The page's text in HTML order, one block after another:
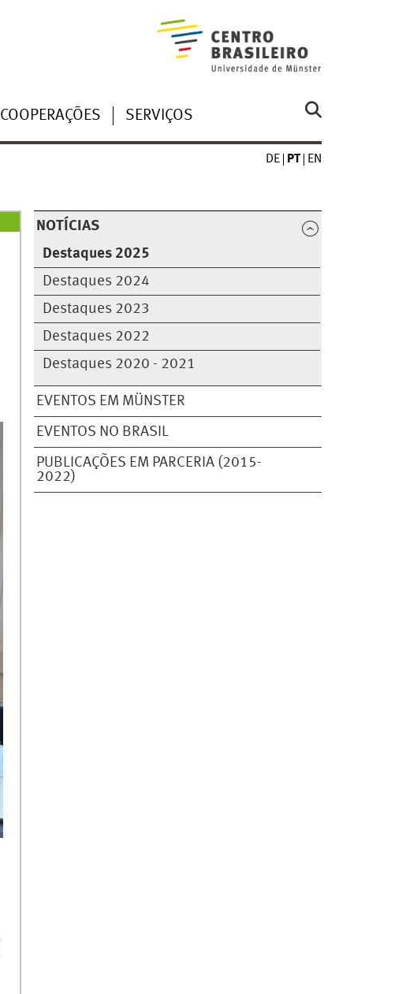
COOPERAÇÕES SERVIÇOS
DE PT EN
NOTÍCIAS
Destaques 2025
Destaques 2024
Destaques 2023
Destaques 2022
Destaques 2020 - 2021
EVENTOS EM MÜNSTER
EVENTOS NO BRASIL
PUBLICAÇÕES EM PARCERIA (2015-
2022)